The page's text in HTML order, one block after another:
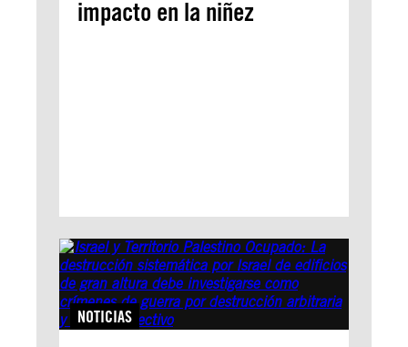
impacto en la niñez
NOTICIAS